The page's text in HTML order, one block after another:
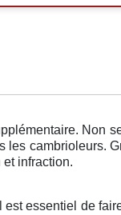
Non
les cambrioleurs.
infraction.
essentiel de